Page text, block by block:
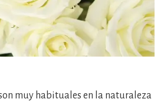
muy habituales en la naturaleza